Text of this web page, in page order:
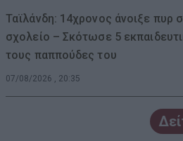
Ταϊλάνδη: 14χρονος άνοιξε πυρ
σχολείο – Σκότωσε 5
τους παππούδες του
07/08/2026 , 20:35